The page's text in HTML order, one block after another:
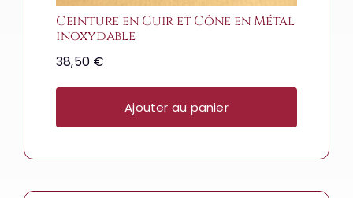
Ceinture en Cuir et Cône en Métal
inoxydable
38,50 €
Ajouter au panier